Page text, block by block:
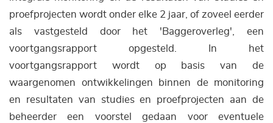
proefprojecten wordt onder elke 2 jaar, of zoveel eerder
als vastgesteld door het 'Baggeroverleg', een
voortgangsrapport opgesteld. In het
voortgangsrapport wordt op basis van de
waargenomen ontwikkelingen binnen de monitoring
en resultaten van studies en proefprojecten aan de
beheerder een voorstel gedaan voor eventuele